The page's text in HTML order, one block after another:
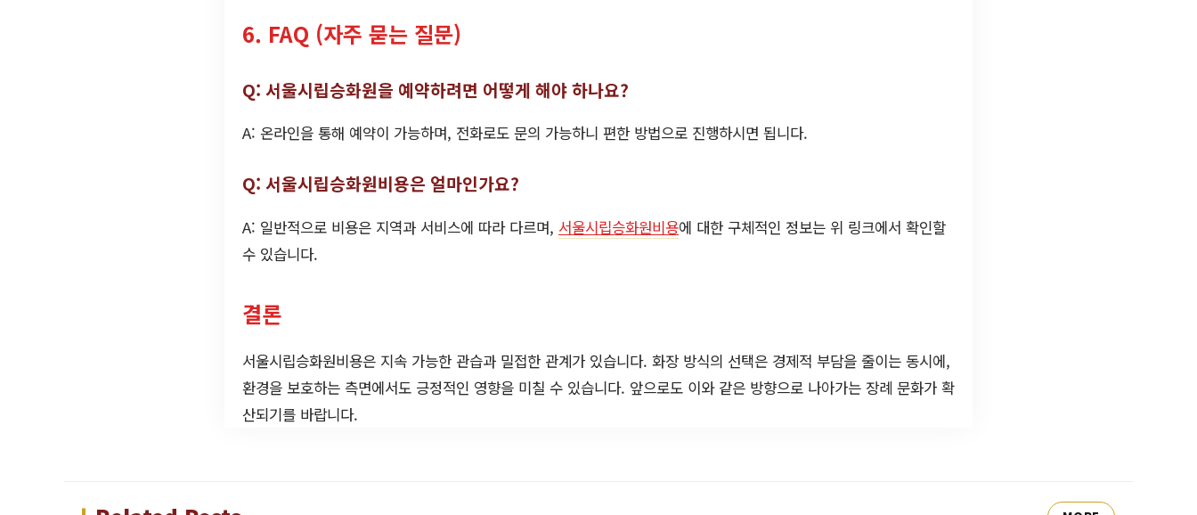
6. FAQ (자주 묻는 질문)
Q: 서울시립승화원을 예약하려면 어떻게 해야 하나요?
A: 온라인을 통해 예약이 가능하며, 전화로도 문의 가능하니 편한 방법으로 진행하시면 됩니다.
Q: 서울시립승화원비용은 얼마인가요?
A: 일반적으로 비용은 지역과 서비스에 따라 다르며, 서울시립승화원비용에 대한 구체적인 정보는 위 링크에서 확인할
수 있습니다.
결론
서울시립승화원비용은 지속 가능한 관습과 밀접한 관계가 있습니다. 화장 방식의 선택은 경제적 부담을 줄이는 동시에,
환경을 보호하는 측면에서도 긍정적인 영향을 미칠 수 있습니다. 앞으로도 이와 같은 방향으로 나아가는 장례 문화가 확
산되기를 바랍니다.